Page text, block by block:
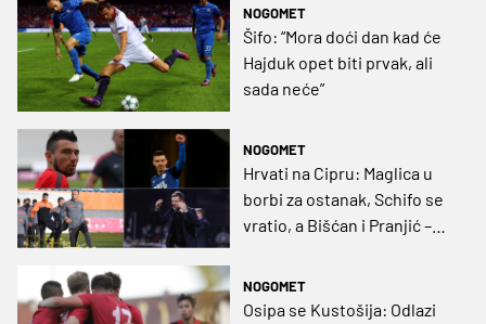
NOGOMET
Šifo: “Mora doći dan kad će
Hajduk opet biti prvak, ali
sada neće”
NOGOMET
Hrvati na Cipru: Maglica u
borbi za ostanak, Schifo se
vratio, a Bišćan i Pranjić –
NOGOMET
Osipa se Kustošija: Odlazi